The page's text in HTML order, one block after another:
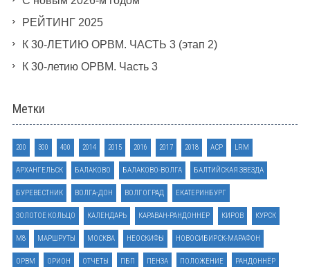
РЕЙТИНГ 2025
К 30-ЛЕТИЮ ОРВМ. ЧАСТЬ 3 (этап 2)
К 30-летию ОРВМ. Часть 3
Метки
200 300 400 2014 2015 2016 2017 2018 ACP LRM
АРХАНГЕЛЬСК БАЛАКОВО БАЛАКОВО-ВОЛГА БАЛТИЙСКАЯ ЗВЕЗДА
БУРЕВЕСТНИК ВОЛГА-ДОН ВОЛГОГРАД ЕКАТЕРИНБУРГ
ЗОЛОТОЕ КОЛЬЦО КАЛЕНДАРЬ КАРАВАН-РАНДОННЕР КИРОВ КУРСК
М8 МАРШРУТЫ МОСКВА НЕОСКИФЫ НОВОСИБИРСК-МАРАФОН
ОРВМ ОРИОН ОТЧЕТЫ ПБП ПЕНЗА ПОЛОЖЕНИЕ РАНДОННЁР